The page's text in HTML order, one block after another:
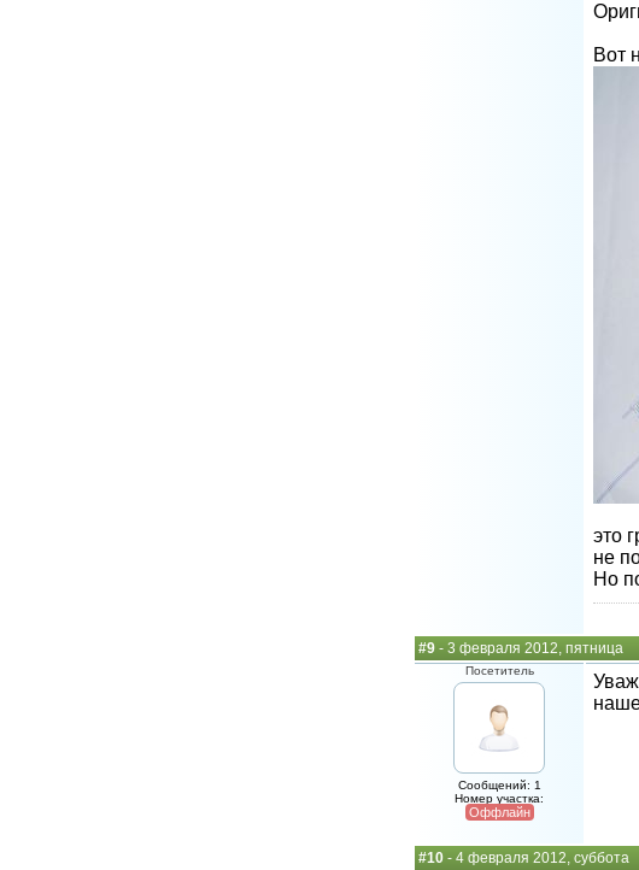
Вот
это
не
Но
#9 - 3 февраля 2012, пятница
Посетитель
Сообщений: 1
Номер участка:
Оффлайн
#10 - 4 февраля 2012, суббота